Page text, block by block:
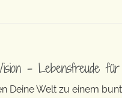
– Lebensfreude
Deine Welt zu einem